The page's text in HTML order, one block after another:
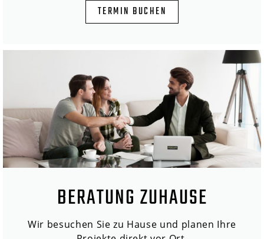
TERMIN BUCHEN
BERATUNG ZUHAUSE
Wir besuchen Sie zu Hause und planen Ihre